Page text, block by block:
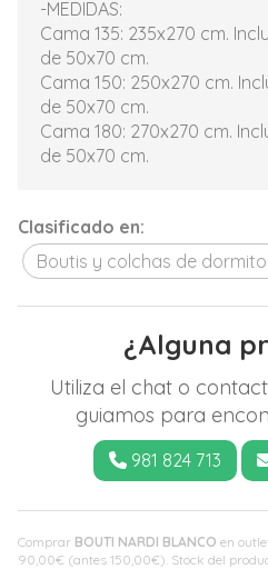
Comprar BOUTI NARDI BLANCO en
90,00€ (antes 150,00€). Stock del
-MEDIDAS:
Cama 135: 235x270 cm.
de 50x70 cm.
Cama 150: 250x270 cm.
de 50x70 cm.
Cama 180: 270x270 cm.
de 50x70 cm.
Clasificado en:
Boutis y colchas de
¿Alguna
Utiliza el chat o
guiamos para
981 824 713